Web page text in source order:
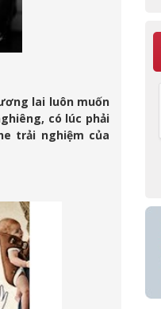
lai luôn muốn
có lúc phải
trải nghiệm của